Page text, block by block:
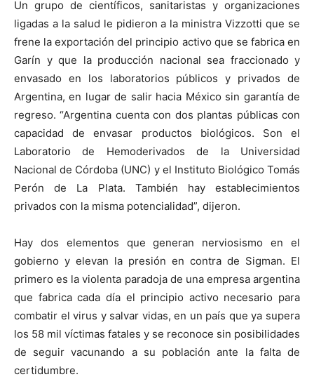
Un grupo de científicos, sanitaristas y organizaciones
ligadas a la salud le pidieron a la ministra Vizzotti que se
frene la exportación del principio activo que se fabrica en
Garín y que la producción nacional sea fraccionado y
envasado en los laboratorios públicos y privados de
Argentina, en lugar de salir hacia México sin garantía de
regreso. “Argentina cuenta con dos plantas públicas con
capacidad de envasar productos biológicos. Son el
Laboratorio de Hemoderivados de la Universidad
Nacional de Córdoba (UNC) y el Instituto Biológico Tomás
Perón de La Plata. También hay establecimientos
privados con la misma potencialidad”, dijeron.
Hay dos elementos que generan nerviosismo en el
gobierno y elevan la presión en contra de Sigman. El
primero es la violenta paradoja de una empresa argentina
que fabrica cada día el principio activo necesario para
combatir el virus y salvar vidas, en un país que ya supera
los 58 mil víctimas fatales y se reconoce sin posibilidades
de seguir vacunando a su población ante la falta de
certidumbre.